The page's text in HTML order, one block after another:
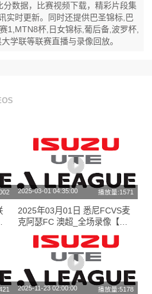
数据，比赛视频下载，精彩片段集
实时更新。同时还提供巴圣锦标,巴
1,MTN8杯,日女锦标,葡后备,波罗杯,
学联等联赛直播与录像回放。
2025-03-01 04:35:00 播放量:1571
2025年03月01日 悉尼FCVS麦
克阿瑟FC 澳超_全场录像【视
频集锦】
2025-11-23 02:00:00 播放量:5178